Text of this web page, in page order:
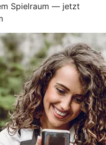
Spielraum — jetzt